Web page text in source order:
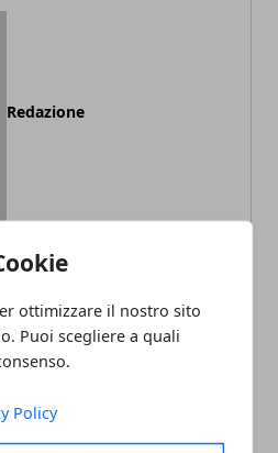
ottimizzare il nostro sito
Puoi scegliere a quali
Policy
Redazione